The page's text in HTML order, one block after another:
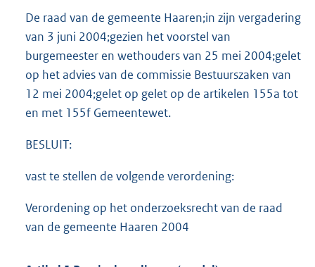
De raad van de gemeente Haaren;in zijn vergadering
van 3 juni 2004;gezien het voorstel van
burgemeester en wethouders van 25 mei 2004;gelet
op het advies van de commissie Bestuurszaken van
12 mei 2004;gelet op gelet op de artikelen 155a tot
en met 155f Gemeentewet.
BESLUIT:
vast te stellen de volgende verordening:
Verordening op het onderzoeksrecht van de raad
van de gemeente Haaren 2004